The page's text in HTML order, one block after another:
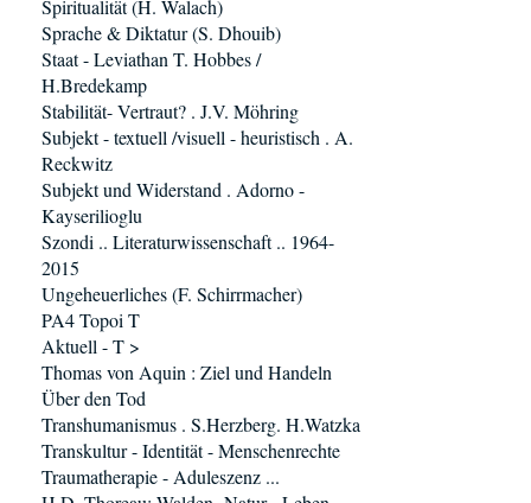
Spiritualität (H. Walach)
Sprache & Diktatur (S. Dhouib)
Staat - Leviathan T. Hobbes /
H.Bredekamp
Stabilität- Vertraut? . J.V. Möhring
Subjekt - textuell /visuell - heuristisch . A.
Reckwitz
Subjekt und Widerstand . Adorno -
Kayserilioglu
Szondi .. Literaturwissenschaft .. 1964-
2015
Ungeheuerliches (F. Schirrmacher)
PA4 Topoi T
Aktuell - T >
Thomas von Aquin : Ziel und Handeln
Über den Tod
Transhumanismus . S.Herzberg. H.Watzka
Transkultur - Identität - Menschenrechte
Traumatherapie - Aduleszenz ...